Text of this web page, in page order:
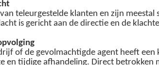
teleurgestelde klanten en zijn
is gericht aan de directie en de
of de gevolmachtigde agent heeft
en tijdige afhandeling. Direct